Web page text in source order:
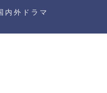
内外ドラマ